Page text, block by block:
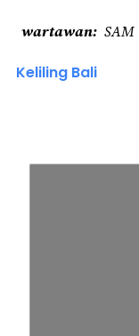
wartawan SAM
Keliling Bali